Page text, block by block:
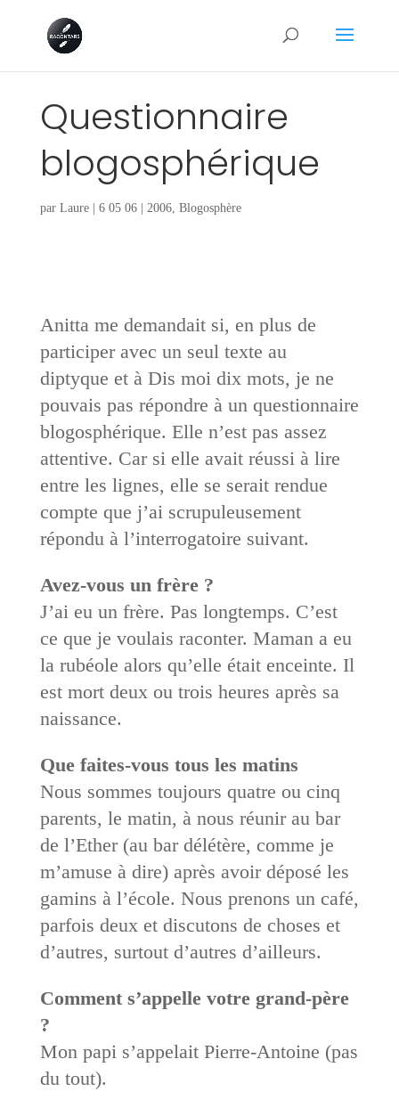
Questionnaire
blogosphérique
par Laure| 6 05 06| 2006, Blogosphère
Anitta me demandait si, en plus de
participer avec un seul texte au
diptyque et à Dis moi dix mots, je ne
pouvais pas répondre à un questionnaire
blogosphérique. Elle n’est pas assez
attentive. Car si elle avait réussi à lire
entre les lignes, elle se serait rendue
compte que j’ai scrupuleusement
répondu à l’interrogatoire suivant.
Avez-vous un frère ?
J’ai eu un frère. Pas longtemps. C’est
ce que je voulais raconter. Maman a eu
la rubéole alors qu’elle était enceinte. Il
est mort deux ou trois heures après sa
naissance.
Que faites-vous tous les matins
Nous sommes toujours quatre ou cinq
parents, le matin, à nous réunir au bar
de l’Ether (au bar délétère, comme je
m’amuse à dire) après avoir déposé les
gamins à l’école. Nous prenons un café,
parfois deux et discutons de choses et
d’autres, surtout d’autres d’ailleurs.
Comment s’appelle votre grand-père
?
Mon papi s’appelait Pierre-Antoine (pas
du tout).